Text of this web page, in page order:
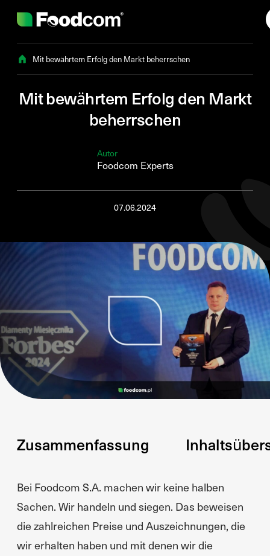
Mit bewährtem Erfolg den Markt beherrschen
Mit bewährtem Erfolg den Markt
beherrschen
Autor
Foodcom Experts
07.06.2024
Zusammenfassung
Bei Foodcom S.A. machen wir keine halben
Sachen. Wir handeln und siegen. Das beweisen
die zahlreichen Preise und Auszeichnungen, die
wir erhalten haben und mit denen wir die